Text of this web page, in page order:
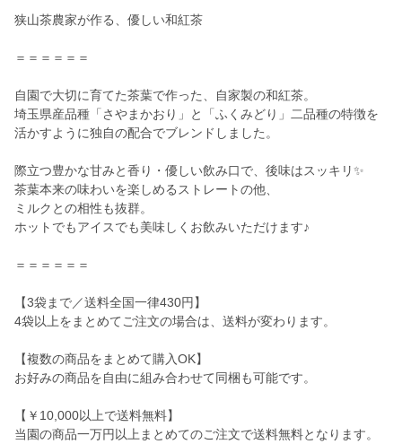
狭山茶農家が作る、優しい和紅茶
＝＝＝＝＝＝
自園で大切に育てた茶葉で作った、自家製の和紅茶。
埼玉県産品種「さやまかおり」と「ふくみどり」二品種の特徴を
活かすように独自の配合でブレンドしました。
際立つ豊かな甘みと香り・優しい飲み口で、後味はスッキリ✨
茶葉本来の味わいを楽しめるストレートの他、
ミルクとの相性も抜群。
ホットでもアイスでも美味しくお飲みいただけます♪
＝＝＝＝＝＝
【3袋まで／送料全国一律430円】
4袋以上をまとめてご注文の場合は、送料が変わります。
【複数の商品をまとめて購入OK】
お好みの商品を自由に組み合わせて同梱も可能です。
【￥10,000以上で送料無料】
当園の商品一万円以上まとめてのご注文で送料無料となります。